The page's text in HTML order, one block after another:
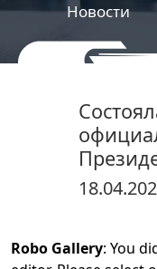
Новости
Robo Gallery: You